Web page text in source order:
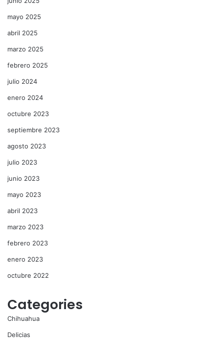
mayo 2025
abril 2025
marzo 2025
febrero 2025
julio 2024
enero 2024
octubre 2023
septiembre 2023
agosto 2023
julio 2023
junio 2023
mayo 2023
abril 2023
marzo 2023
febrero 2023
enero 2023
octubre 2022
Categories
Chihuahua
Delicias